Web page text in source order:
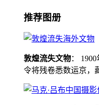
推荐图册
敦煌流失文物：
令将残卷悉数运京，